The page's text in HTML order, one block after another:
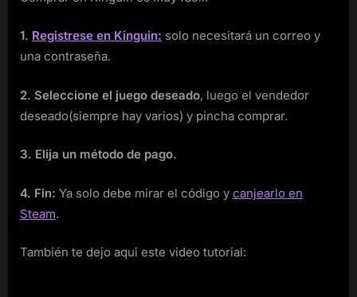
1. Registrese en Kinguin: solo necesitará un correo y
una contraseña.
2. Seleccione el juego deseado, luego el vendedor
deseado(siempre hay varios) y pincha comprar.
3. Elija un método de pago.
4. Fin: Ya solo debe mirar el código y canjearlo en
Steam.
También te dejo aqui este video tutorial: